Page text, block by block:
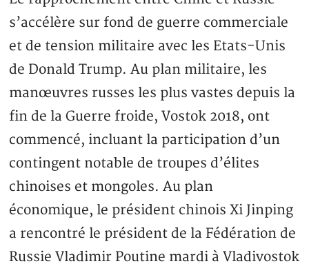
s’accélère sur fond de guerre commerciale
et de tension militaire avec les Etats-Unis
de Donald Trump. Au plan militaire, les
manœuvres russes les plus vastes depuis la
fin de la Guerre froide, Vostok 2018, ont
commencé, incluant la participation d’un
contingent notable de troupes d’élites
chinoises et mongoles. Au plan
économique, le président chinois Xi Jinping
a rencontré le président de la Fédération de
Russie Vladimir Poutine mardi à Vladivostok